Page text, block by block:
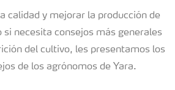
calidad y mejorar la producción de
si necesita consejos más generales
del cultivo, les presentamos los
de los agrónomos de Yara.